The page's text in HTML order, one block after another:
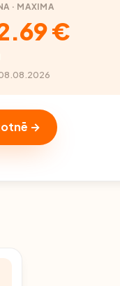
· MAXIMA
€
→